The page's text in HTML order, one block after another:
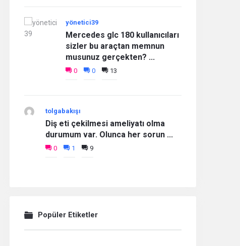
yönetici39
Mercedes glc 180 kullanıcıları
sizler bu araçtan memnun
musunuz gerçekten? ...
0 0 13
tolgabakışı
Diş eti çekilmesi ameliyatı olma
durumum var. Olunca her sorun ...
0 1 9
Popüler Etiketler